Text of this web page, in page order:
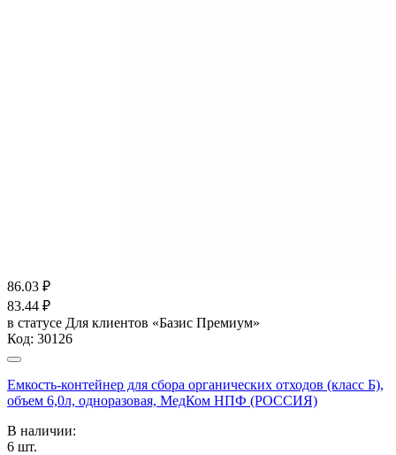
86.03 ₽
83.44 ₽
в статусе Для клиентов «Базис Премиум»
Код: 30126
Емкость-контейнер для сбора органических отходов (класс Б),
объем 6,0л, одноразовая, МедКом НПФ (РОССИЯ)
В наличии:
6 шт.